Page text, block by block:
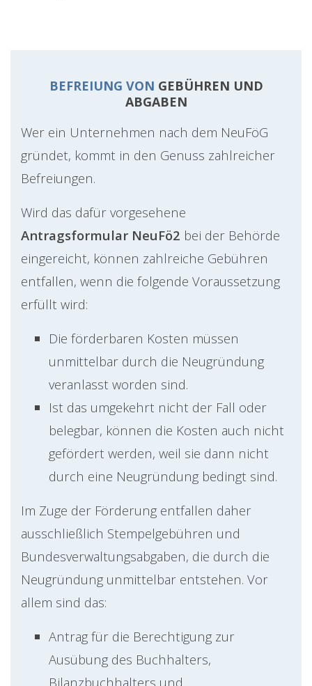
BEFREIUNG VON GEBÜHREN UND
ABGABEN
Wer ein Unternehmen nach dem NeuFöG
gründet, kommt in den Genuss zahlreicher
Befreiungen.
Wird das dafür vorgesehene
Antragsformular NeuFö2 bei der Behörde
eingereicht, können zahlreiche Gebühren
entfallen, wenn die folgende Voraussetzung
erfüllt wird:
Die förderbaren Kosten müssen
unmittelbar durch die Neugründung
veranlasst worden sind.
Ist das umgekehrt nicht der Fall oder
belegbar, können die Kosten auch nicht
gefördert werden, weil sie dann nicht
durch eine Neugründung bedingt sind.
Im Zuge der Förderung entfallen daher
ausschließlich Stempelgebühren und
Bundesverwaltungsabgaben, die durch die
Neugründung unmittelbar entstehen. Vor
allem sind das:
Antrag für die Berechtigung zur
Ausübung des Buchhalters,
Bilanzbuchhalters und